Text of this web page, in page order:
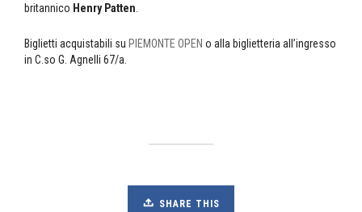
britannico Henry Patten
Biglietti acquistabili su PIEMONTE OPEN o alla biglietteria all’ingresso
in C.so G. Agnelli 67/a.
SHARE THIS